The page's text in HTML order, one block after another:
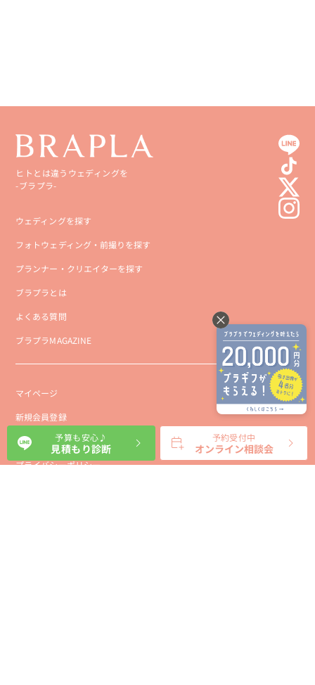
ヒトとは違うウェディングを
-ブラプラ-
ウェディングを探す
フォトウェディング・前撮りを探す
プランナー・クリエイターを探す
ブラプラとは
よくある質問
ブラプラMAGAZINE
マイページ
新規会員登録
会社概要
プライバシーポリシー
予算も安心♪
見積もり診断
予約受付中
オンライン相談会